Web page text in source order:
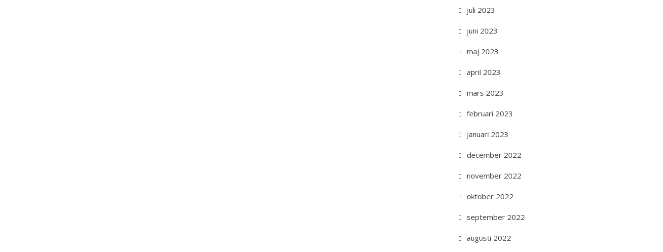
juli 2023
juni 2023
maj 2023
april 2023
mars 2023
februari 2023
januari 2023
december 2022
november 2022
oktober 2022
september 2022
augusti 2022